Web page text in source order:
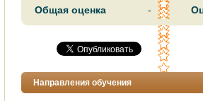
Общая оценка
-
Направления обучения